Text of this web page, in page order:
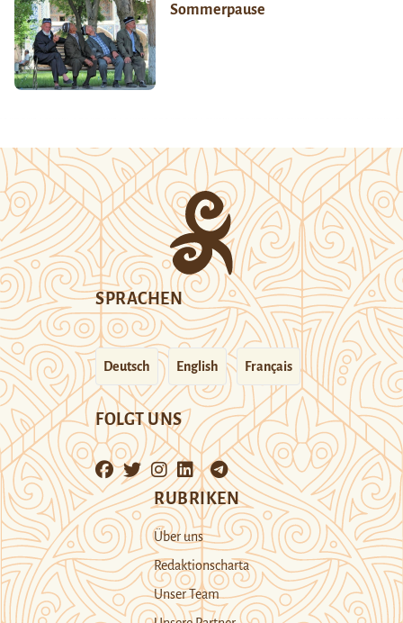
Sommerpause
SPRACHEN
Deutsch English Français
FOLGT UNS
RUBRIKEN
Über uns
Redaktionscharta
Unser Team